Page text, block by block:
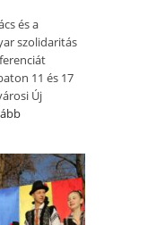
és a
szolidaritás
11 és 17
Új